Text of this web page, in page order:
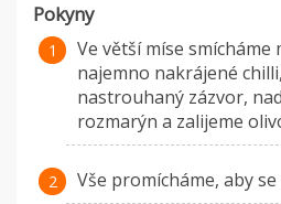
Pokyny
Ve větší míse
najemno nakrájené
nastrouhaný zázvor,
rozmarýn a zalijeme
Vše promícháme, aby